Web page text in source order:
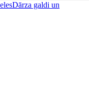
Dārza galdi un